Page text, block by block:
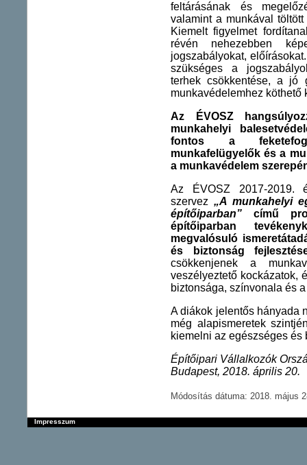
feltárásának és
valamint a munkával
Kiemelt figyelmet
révén nehezebben
jogszabályokat,
szükséges a
terhek csökkentése, a jó
munkavédelemhez köthető
Az ÉVOSZ
munkahelyi
fontos a
munkafelügyelők és a
a munkavédelem
Az ÉVOSZ 2017-2019.
szervez „A munkahelyi
építőiparban” című
építőiparban
megvalósuló
és biztonság
csökkenjenek a
veszélyeztető kockázatok,
biztonsága, színvonala és
A diákok jelentős hányada
még alapismeretek
kiemelni az egészséges és
Építőipari Vállalkozók
Budapest, 2018. április 20.
Módosítás dátuma: 2018. május
Impresszum